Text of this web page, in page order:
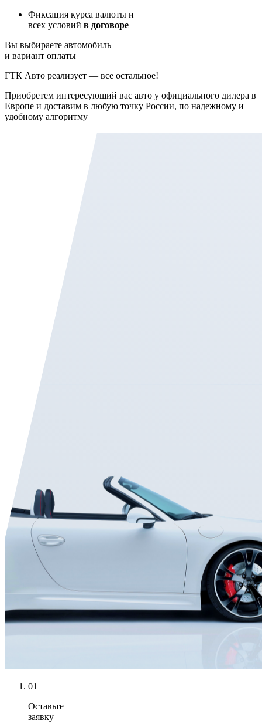
Фиксация курса валюты и
всех условий в договоре
Вы выбираете автомобиль
и вариант оплаты
ГТК Авто реализует — все остальное!
Приобретем интересующий вас авто у официального дилера в
Европе и доставим в любую точку России, по надежному и
удобному алгоритму
01
Оставьте
заявку